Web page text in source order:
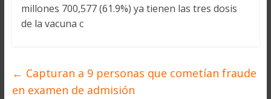
millones 700,577 (61.9%) ya tienen las tres dosis
de la vacuna c
← Capturan a 9 personas que cometían fraude
en examen de admisión